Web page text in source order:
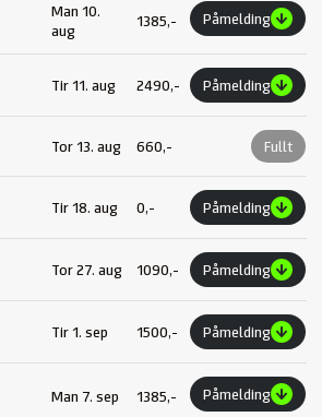
Man 10.
aug
1385,- Påmelding
Tir 11. aug 2490,- Påmelding
Tor 13. aug 660,- Fullt
Tir 18. aug 0,- Påmelding
Tor 27. aug 1090,- Påmelding
Tir 1. sep 1500,- Påmelding
Man 7. sep 1385,- Påmelding